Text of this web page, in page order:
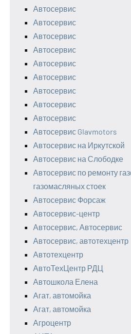
Автосервис
Автосервис
Автосервис
Автосервис
Автосервис
Автосервис
Автосервис
Автосервис
Автосервис
Автосервис Glavmotors
Автосервис на Иркутской
Автосервис на Слободке
Автосервис по ремонту
газомасляных стоек
Автосервис Форсаж
Автосервис-центр
Автосервис, Автосервис
Автосервис, автотехцентр
Автотехцентр
АвтоТехЦентр РДЦ
Автошкола Елена
Агат, автомойка
Агат, автомойка
Агроцентр